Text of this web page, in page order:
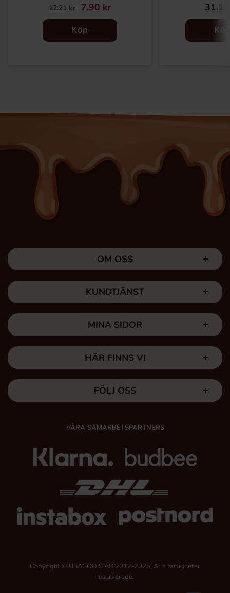
12.21 kr 7.90 kr
Köp Köp
OM OSS
KUNDTJÄNST
MINA SIDOR
HÄR FINNS VI
FÖLJ OSS
VÅRA SAMARBETSPARTNERS
Copyright © USAGODIS AB 2012-2025, Alla rättigheter
reserverade.